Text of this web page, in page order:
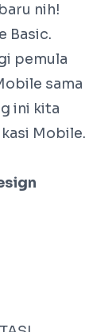
nih!
Basic.
pemula
sama
ini kita
Mobile.